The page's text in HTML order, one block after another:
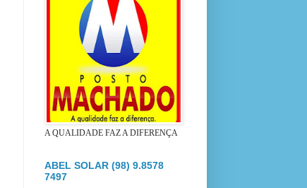
A QUALIDADE FAZ A DIFERENÇA
ABEL SOLAR (98) 9.8578
7497